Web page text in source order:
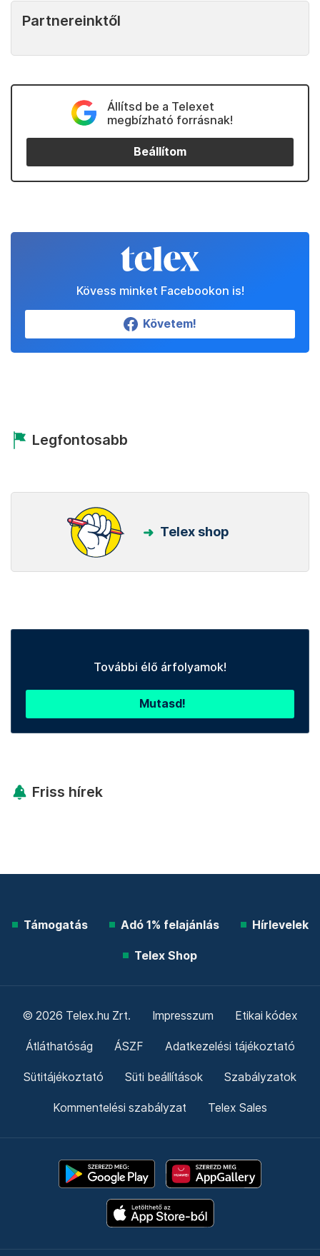
Partnereinktől
Állítsd be a Telexet
megbízható forrásnak!
Beállítom
Kövess minket Facebookon is!
Követem!
Legfontosabb
Telex shop
További élő árfolyamok!
Mutasd!
Friss hírek
Támogatás Adó 1% felajánlás Hírlevelek
Telex Shop
© 2026 Telex.hu Zrt. Impresszum Etikai kódex
Átláthatóság ÁSZF Adatkezelési tájékoztató
Sütitájékoztató Süti beállítások Szabályzatok
Kommentelési szabályzat Telex Sales